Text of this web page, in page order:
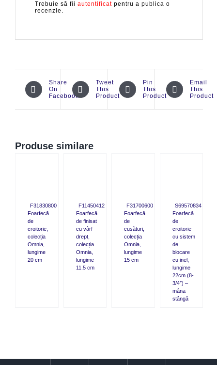
Trebuie să fii autentificat pentru a publica o
recenzie.
Share
On
Facebook
Tweet
This
Product
Pin
This
Product
Email
This
Product
Produse similare
F31830800
Foarfecă
de
croitorie,
colecția
Omnia,
lungime
20 cm
F11450412
Foarfecă
de finisat
cu vârf
drept,
colecția
Omnia,
lungime
11.5 cm
F31700600
Foarfecă
de
cusături,
colecția
Omnia,
lungime
15 cm
S69570834
Foarfecă
de
croitorie
cu sistem
de
blocare
cu inel,
lungime
22cm (8-
3/4″) –
mâna
stângă